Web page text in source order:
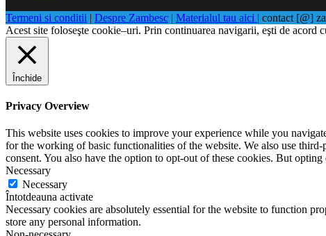
Termeni si conditii | Despre Zambesc | Materialul tau aici | contact [@]
Acest site foloseşte cookie–uri. Prin continuarea navigarii, eşti de
Închide
Privacy Overview
This website uses cookies to improve your experience while you
for the working of basic functionalities of the website. We also use
consent. You also have the option to opt-out of these cookies. But
Necessary
Necessary
Întotdeauna activate
Necessary cookies are absolutely essential for the website to function
store any personal information.